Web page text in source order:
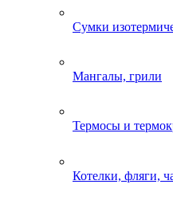
Сумки
Мангалы, грили
Термосы и
Котелки, фляги,